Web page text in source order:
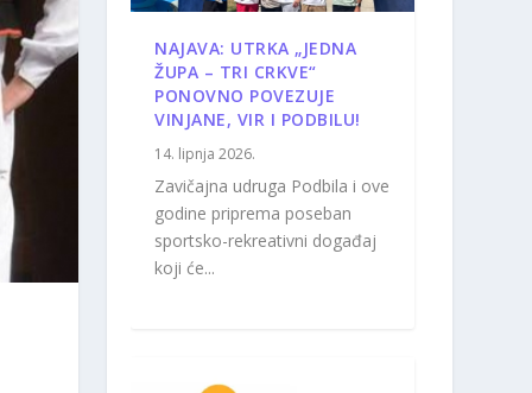
NAJAVA: UTRKA „JEDNA
ŽUPA – TRI CRKVE“
PONOVNO POVEZUJE
VINJANE, VIR I PODBILU!
14. lipnja 2026.
Zavičajna udruga Podbila i ove
godine priprema poseban
sportsko-rekreativni događaj
koji će...